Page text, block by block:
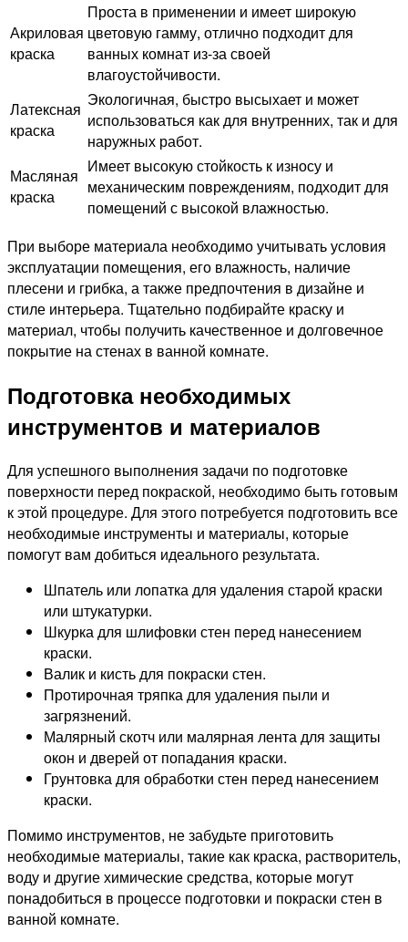
Акриловая
краска
Проста в применении и имеет широкую
цветовую гамму, отлично подходит для
ванных комнат из-за своей
влагоустойчивости.
Латексная
краска
Экологичная, быстро высыхает и может
использоваться как для внутренних, так и для
наружных работ.
Масляная
краска
Имеет высокую стойкость к износу и
механическим повреждениям, подходит для
помещений с высокой влажностью.
При выборе материала необходимо учитывать условия
эксплуатации помещения, его влажность, наличие
плесени и грибка, а также предпочтения в дизайне и
стиле интерьера. Тщательно подбирайте краску и
материал, чтобы получить качественное и долговечное
покрытие на стенах в ванной комнате.
Подготовка необходимых
инструментов и материалов
Для успешного выполнения задачи по подготовке
поверхности перед покраской, необходимо быть готовым
к этой процедуре. Для этого потребуется подготовить все
необходимые инструменты и материалы, которые
помогут вам добиться идеального результата.
Шпатель или лопатка для удаления старой краски
или штукатурки.
Шкурка для шлифовки стен перед нанесением
краски.
Валик и кисть для покраски стен.
Протирочная тряпка для удаления пыли и
загрязнений.
Малярный скотч или малярная лента для защиты
окон и дверей от попадания краски.
Грунтовка для обработки стен перед нанесением
краски.
Помимо инструментов, не забудьте приготовить
необходимые материалы, такие как краска, растворитель,
воду и другие химические средства, которые могут
понадобиться в процессе подготовки и покраски стен в
ванной комнате.